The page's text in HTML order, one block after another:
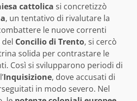
cattolica si concretizzò
, un tentativo di rivalutare la
le nuove correnti
Concilio di Trento, si cercò
solida per contrastare le
Così si svilupparono periodi di
Inquisizione, dove accusati di
in modo severo. Nel